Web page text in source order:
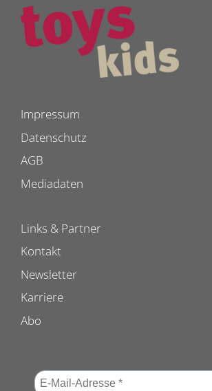
Impressum
Datenschutz
AGB
Mediadaten
Links & Partner
Kontakt
Newsletter
Karriere
Abo